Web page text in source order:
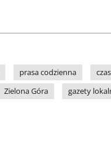
prasa codzienna
Zielona Góra gazety